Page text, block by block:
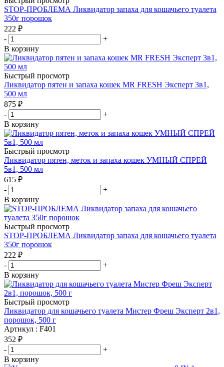
STOP-ПРОБЛЕМА Ликвидатор запаха для кошачьего туалета
350г порошок
222 ₽
-
+
В корзину
Быстрый просмотр
Ликвидатор пятен и запаха кошек MR FRESH Эксперт 3в1,
500 мл
875 ₽
-
+
В корзину
Быстрый просмотр
Ликвидатор пятен, меток и запаха кошек УМНЫЙ СПРЕЙ
5в1, 500 мл
615 ₽
-
+
В корзину
Быстрый просмотр
STOP-ПРОБЛЕМА Ликвидатор запаха для кошачьего туалета
350г порошок
222 ₽
-
+
В корзину
Быстрый просмотр
Ликвидатор для кошачьего туалета Мистер Фреш Эксперт 2в1,
порошок, 500 г
Артикул : F401
352 ₽
-
+
В корзину